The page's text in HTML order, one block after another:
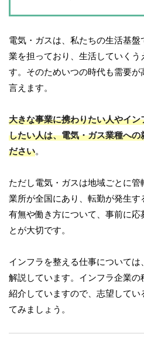
電気・ガスは、私たちの生活基
業を担っており、生活していく
す。そのためいつの時代も需要が
言えます。
大きな事業に携わりたい人やイ
したい人は、電気・ガス業種へ
ださい。
ただし電気・ガスは地域ごとに
業所が全国にあり、転勤が発生
有無や働き方について、事前に応
とが大切です。
インフラを整える仕事については
解説しています。インフラ企業
紹介していますので、志望して
てみましょう。